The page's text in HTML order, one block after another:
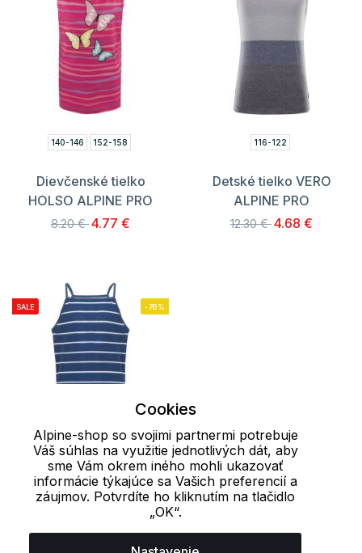
140-146 152-158
Dievčenské tielko
HOLSO ALPINE PRO
8.20 €4.77 €
116-122
Detské tielko VERO
ALPINE PRO
12.30 €4.68 €
SALE -76%
92-98 152-158 164-170
Dievčenské tielko
2.43 €
Cookies
Alpine-shop so svojimi partnermi potrebuje
Váš súhlas na využitie jednotlivých dát, aby
sme Vám okrem iného mohli ukazovať
informácie týkajúce sa Vašich preferencií a
záujmov. Potvrdíte ho kliknutím na tlačidlo
„OK“.